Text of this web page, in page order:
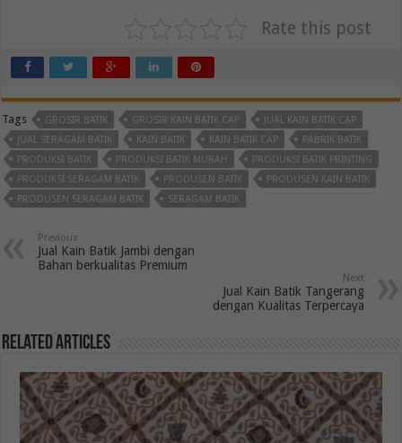
Rate this post
Tags GROSIR BATIK GROSIR KAIN BATIK CAP
JUAL KAIN BATIK CAP
JUAL SERAGAM BATIK
KAIN BATIK KAIN BATIK CAP
PABRIK BATIK
PRODUKSI BATIK
PRODUKSI BATIK MURAH
PRODUKSI BATIK PRINTING
PRODUKSI SERAGAM BATIK
PRODUSEN BATIK
PRODUSEN KAIN BATIK
PRODUSEN SERAGAM BATIK
SERAGAM BATIK
Previous
Jual Kain Batik Jambi dengan
Bahan berkualitas Premium
Next
Jual Kain Batik Tangerang
dengan Kualitas Terpercaya
Related Articles